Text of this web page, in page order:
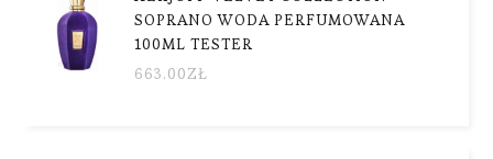
SOPRANO WODA PERFUMOWANA
100ML TESTER
663.00ZŁ